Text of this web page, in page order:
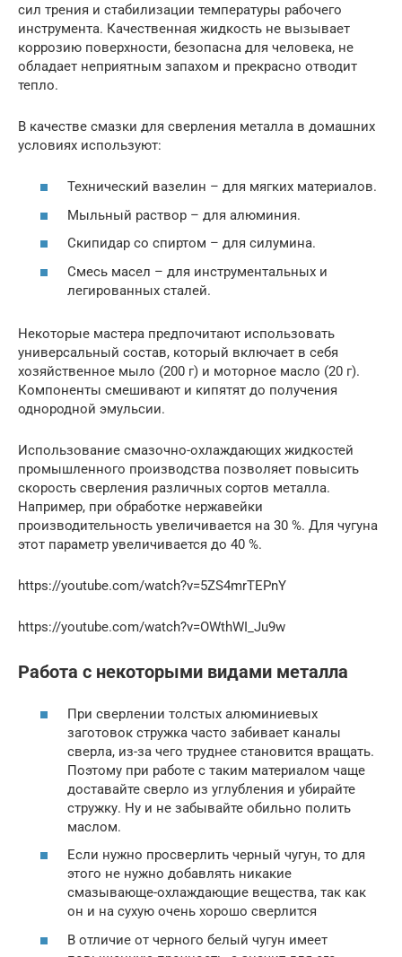
сил трения и стабилизации температуры рабочего
инструмента. Качественная жидкость не вызывает
коррозию поверхности, безопасна для человека, не
обладает неприятным запахом и прекрасно отводит
тепло.
В качестве смазки для сверления металла в домашних
условиях используют:
Технический вазелин – для мягких материалов.
Мыльный раствор – для алюминия.
Скипидар со спиртом – для силумина.
Смесь масел – для инструментальных и
легированных сталей.
Некоторые мастера предпочитают использовать
универсальный состав, который включает в себя
хозяйственное мыло (200 г) и моторное масло (20 г).
Компоненты смешивают и кипятят до получения
однородной эмульсии.
Использование смазочно-охлаждающих жидкостей
промышленного производства позволяет повысить
скорость сверления различных сортов металла.
Например, при обработке нержавейки
производительность увеличивается на 30 %. Для чугуна
этот параметр увеличивается до 40 %.
https://youtube.com/watch?v=5ZS4mrTEPnY
https://youtube.com/watch?v=OWthWI_Ju9w
Работа с некоторыми видами металла
При сверлении толстых алюминиевых
заготовок стружка часто забивает каналы
сверла, из-за чего труднее становится вращать.
Поэтому при работе с таким материалом чаще
доставайте сверло из углубления и убирайте
стружку. Ну и не забывайте обильно полить
маслом.
Если нужно просверлить черный чугун, то для
этого не нужно добавлять никакие
смазывающе-охлаждающие вещества, так как
он и на сухую очень хорошо сверлится
В отличие от черного белый чугун имеет